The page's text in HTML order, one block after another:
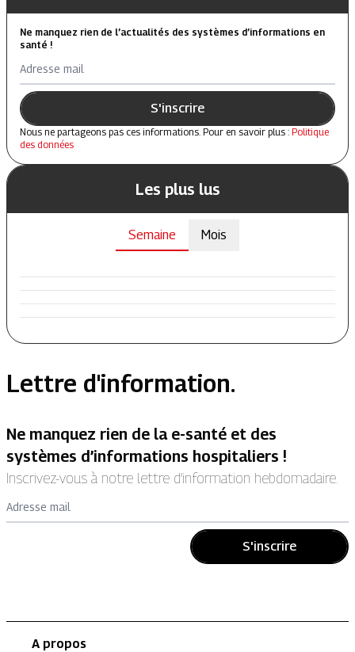
Ne manquez rien de l’actualités des systèmes d’informations en
santé !
Adresse mail
S'inscrire
Nous ne partageons pas ces informations. Pour en savoir plus : Politique
des données
Les plus lus
Semaine Mois
Lettre d'information.
Ne manquez rien de la e-santé et des
systèmes d’informations hospitaliers !
Inscrivez-vous à notre lettre d’information hebdomadaire.
Adresse mail
S'inscrire
A propos